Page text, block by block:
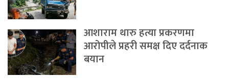
आशाराम थारु हत्या प्रकरणमा
आरोपीले प्रहरी समक्ष दिए दर्दनाक
बयान